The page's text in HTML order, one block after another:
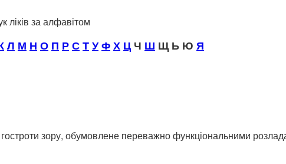
ліків за алфавітом
Л М Н О П РСТУФХ Ц Ч Ш Щ Ь Ю Я
зору, обумовлене переважно функціональними